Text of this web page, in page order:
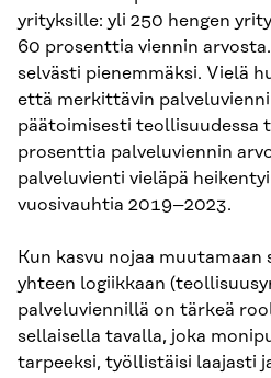
yrityksille: yli 250 hengen
60 prosenttia viennin
selvästi pienemmäksi. Vielä
että merkittävin
päätoimisesti teollisuudessa
prosenttia palveluviennin
palveluvienti vieläpä
vuosivauhtia 2019–2023.
Kun kasvu nojaa muutamaan
yhteen logiikkaan
palveluviennillä on tärkeä
sellaisella tavalla, joka
tarpeeksi, työllistäisi laajasti